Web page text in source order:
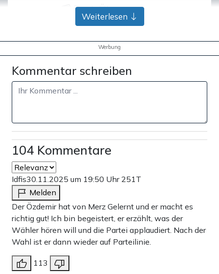
Bank-Überweisung
Weiterlesen
Werbung
Kommentar schreiben
104 Kommentare
Idfis30.11.2025 um 19:50 Uhr 251T
Melden
Der Özdemir hat von Merz Gelernt und er macht es
richtig gut! Ich bin begeistert, er erzählt, was der
Wähler hören will und die Partei applaudiert. Nach der
Wahl ist er dann wieder auf Parteilinie.
113